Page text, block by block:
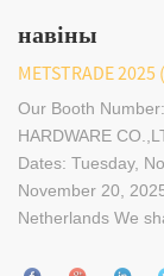
навіны
METSTRADE
Our Booth
HARDWARE
Dates: Tuesday,
November 20,
Netherlands We